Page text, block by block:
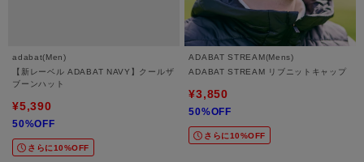
adabat(Men)
【新レーベル ADABAT NAVY】クールザ
ブーンハット
¥5,390
50%OFF
さらに10%OFF
ADABAT STREAM(Mens)
ADABAT STREAM リブニットキャップ
¥3,850
50%OFF
さらに10%OFF